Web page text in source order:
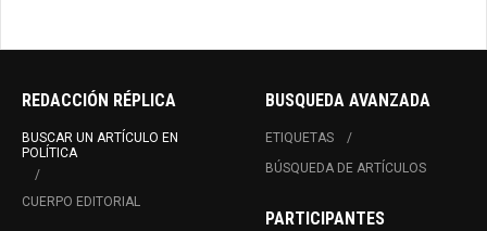
REDACCIÓN RÉPLICA
BUSCAR UN ARTÍCULO EN
POLÍTICA
CUERPO EDITORIAL
BUSQUEDA AVANZADA
ETIQUETAS
BÚSQUEDA DE ARTÍCULOS
PARTICIPANTES